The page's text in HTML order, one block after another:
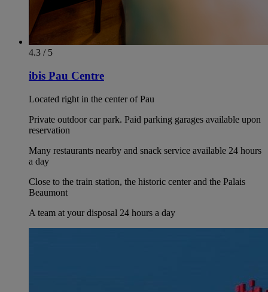
4.3 / 5
ibis Pau Centre
Located right in the center of Pau
Private outdoor car park. Paid parking garages available upon
reservation
Many restaurants nearby and snack service available 24 hours
a day
Close to the train station, the historic center and the Palais
Beaumont
A team at your disposal 24 hours a day